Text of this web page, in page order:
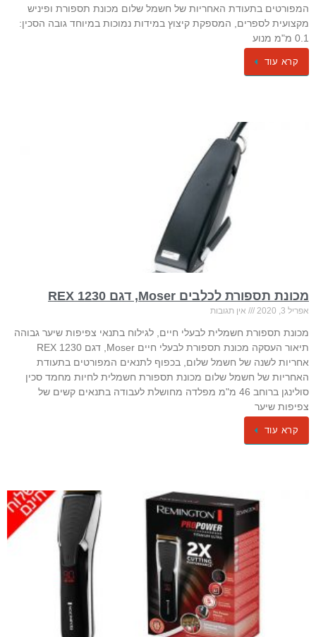
המפורטים בתעודת האחריות של חשמל שלום מכונת תספורת ופיניש
מקצועית לספרים, המספקת קיצוץ במידות נמוכות במיוחד גובה הסכין:
0.1 מ"מ מנוע
קרא עוד
מכונת תספורת לכלבים Moser, דגם 1230 REX
אפריל 3, 2020 אין תגובות
מכונת תספורת חשמלית לבעלי חיים, לגילוח בתנאי צפיפות שיער גבוהה
תיאור העסקה מכונת תספורת לבעלי חיים Moser, דגם 1230 REX
אחריות לשנה של חשמל שלום, בכפוף לתנאים המפורטים בתעודת
האחריות של חשמל שלום מכונת תספורת חשמלית לחיות מחמד סכין
סולינגן ברוחב 46 מ"מ מפלדה מחושלת לעבודה בתנאים קשים של
צפיפות שיער
קרא עוד